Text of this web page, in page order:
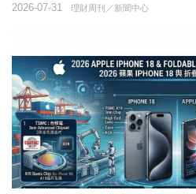
理財周刊／新聞中心
2026-07-31